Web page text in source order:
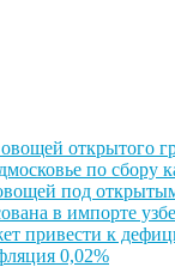
открытого
по сбору
под
в импорте
привести к
0,02%